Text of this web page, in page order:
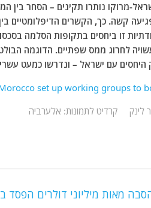
מרוקו נותרו תקינים – הסחר בין
קשה. כך, הקשרים הדיפלומטיים
זו ביחסים בתקופות הסלמה
לחרוג ממס שפתיים. הדוגמה
היחסים עם ישראל – ונדרשו כמעט
מאות מיליוני דולרים הפסד